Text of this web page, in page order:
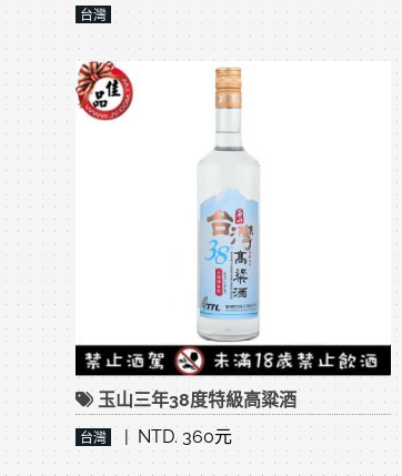
台灣
玉山三年38度特級高粱酒
台灣 | NTD. 360元